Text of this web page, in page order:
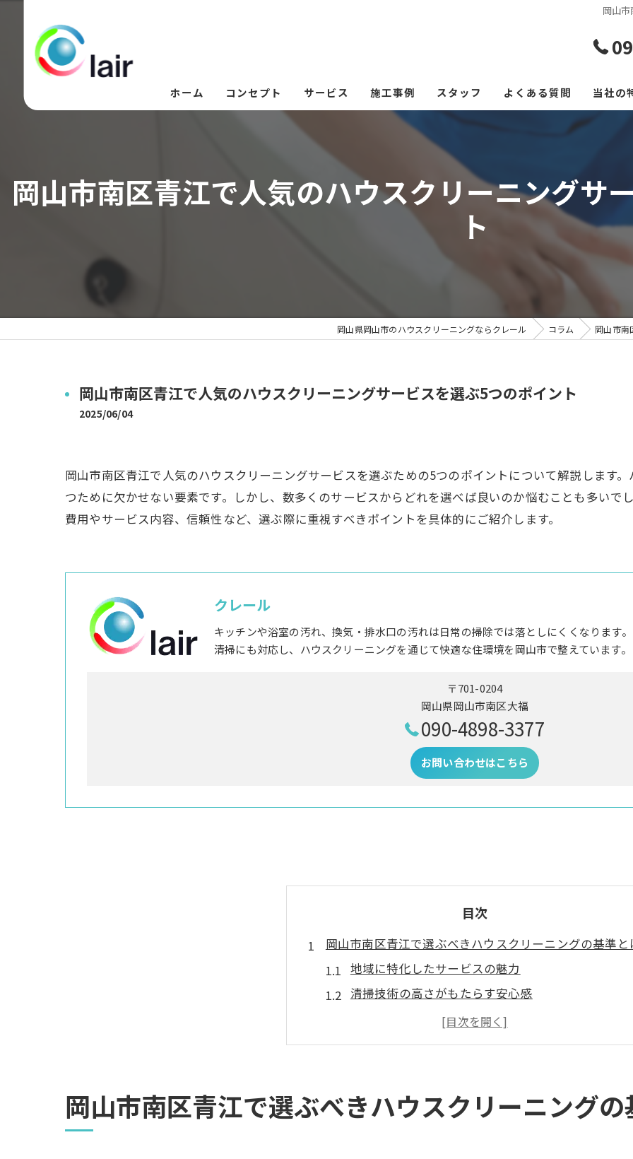
岡山
ホーム コンセプト サービス 施工事例 スタッフ よくある質問 当社の
フロー
岡山市南区青江で人気のハウスクリーニングサ
ト
岡山県岡山市のハウスクリーニングならクレール コラム 岡山市南
岡山市南区青江で人気のハウスクリーニングサービスを選ぶ5つのポイント
2025/06/04
岡山市南区青江で人気のハウスクリーニングサービスを選ぶための5つのポイントについて解説します
つために欠かせない要素です。しかし、数多くのサービスからどれを選べば良いのか悩むことも多いで
費用やサービス内容、信頼性など、選ぶ際に重視すべきポイントを具体的にご紹介します。
クレール
キッチンや浴室の汚れ、換気・排水口の汚れは日常の掃除では落としにくくなります
清掃にも対応し、ハウスクリーニングを通じて快適な住環境を岡山市で整えています。
〒701-0204
岡山県岡山市南区大福
090-4898-3377
お問い合わせはこちら
目次
岡山市南区青江で選ぶべきハウスクリーニングの基準と
地域に特化したサービスの魅力
清掃技術の高さがもたらす安心感
エコフレンドリーなクリーニングを選ぶ理由
お客様の声から見るサービスの実績
選ぶ際に知っておきたい契約条件
信頼できるハウスクリーニングを選ぶための秘訣
岡山市南区青江で選ぶべきハウスクリーニング